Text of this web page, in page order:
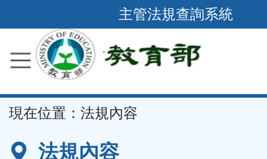
到
要
容
區
主管法規查詢系統
現在位置： 法規內容
法規內容